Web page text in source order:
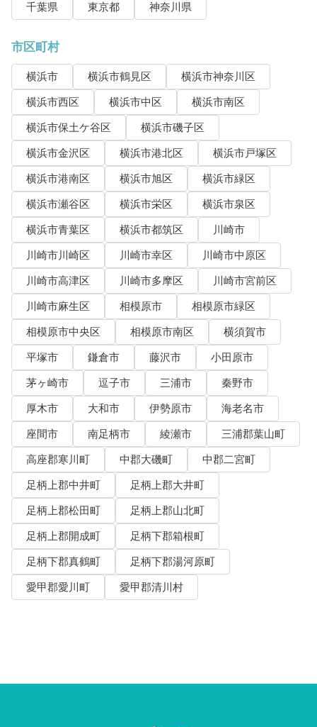
千葉県
東京都 神奈川県
市区町村
横浜市 横浜市鶴見区
横浜市神奈川区
横浜市西区
横浜市中区
横浜市南区
横浜市保土ケ谷区
横浜市磯子区
横浜市金沢区
横浜市港北区
横浜市戸塚区
横浜市港南区
横浜市旭区
横浜市緑区
横浜市瀬谷区
横浜市栄区
横浜市泉区
横浜市青葉区
横浜市都筑区
川崎市
川崎市川崎区
川崎市幸区
川崎市中原区
川崎市高津区
川崎市多摩区
川崎市宮前区
川崎市麻生区
相模原市
相模原市緑区
相模原市中央区
相模原市南区
横須賀市
平塚市
鎌倉市 藤沢市
小田原市
茅ヶ崎市
逗子市 三浦市
秦野市
厚木市
大和市 伊勢原市
海老名市
座間市
南足柄市 綾瀬市
三浦郡葉山町
高座郡寒川町
中郡大磯町
中郡二宮町
足柄上郡中井町
足柄上郡大井町
足柄上郡松田町
足柄上郡山北町
足柄上郡開成町
足柄下郡箱根町
足柄下郡真鶴町
足柄下郡湯河原町
愛甲郡愛川町
愛甲郡清川村